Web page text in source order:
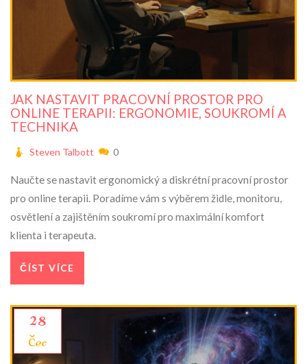
JAK NASTAVIT PRACOVNÍ PROSTOR PRO
ONLINE TERAPII: ERGONOMIE, SOUKROMÍ A
TECHNIKA
Steven Talbott 0
Naučte se nastavit ergonomický a diskrétní pracovní prostor
pro online terapii. Poradíme vám s výběrem židle, monitoru,
osvětlení a zajištěním soukromí pro maximální komfort
klienta i terapeuta.
ČÍST VÍCE
28
čec